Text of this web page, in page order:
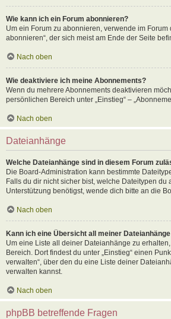
Wie kann ich ein Forum abonnieren?
Um ein Forum zu abonnieren, verwende im Forum
abonnieren“, der sich meist am Ende der Seite
Nach oben
Wie deaktiviere ich meine Abonnements?
Wenn du mehrere Abonnements deaktivieren
persönlichen Bereich unter „Einstieg“ –
Nach oben
Dateianhänge
Welche Dateianhänge sind in diesem Forum
Die Board-Administration kann bestimmte
Falls du dir nicht sicher bist, welche Dateitypen du
Unterstützung benötigst, wende dich bitte an die
Nach oben
Kann ich eine Übersicht all meiner
Um eine Liste all deiner Dateianhänge zu
Bereich. Dort findest du unter „Einstieg“ einen
verwalten“, über den du eine Liste deiner
verwalten kannst.
Nach oben
phpBB betreffende Fragen